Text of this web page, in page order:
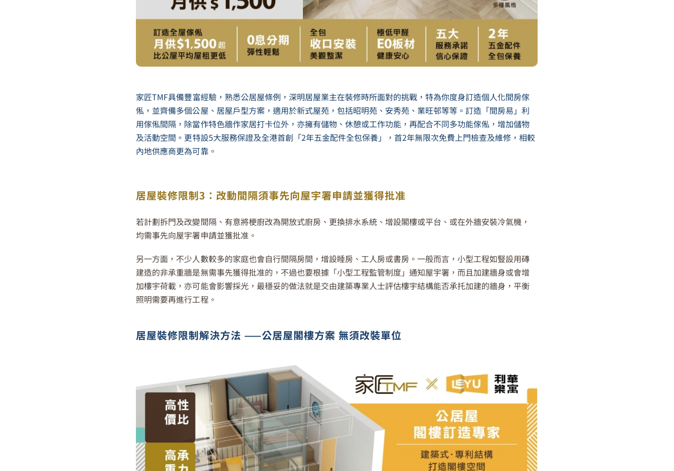
家匠TMF具備豐富經驗， 熟悉公居屋條例，深明居屋業主在裝修時所面對的挑戰， 特為你度身訂造個人化間房傢
俬，並齊備多個公屋、居屋戶型方案，適用於新式屋苑， 包括昭明苑、 安秀苑、 業旺邨等等。訂造「間房易」利
用傢俬間隔，除當作特色牆作家居打卡位外，亦擁有儲物、休憩或工作功能，再配合不同多功能傢俬，增加儲物
及活動空間。 更特設5大服務保證及全港首創「2年五金配件全包保養」，首2年無限次免費上門檢查及維修，相較
內地供應商更為可靠。
居屋裝修限制3：改動間隔須事先向屋宇署申請並獲得批准
若計劃拆門及改變間隔、有意將梗廚改為開放式廚房、更換排水系統、增設閣樓或平台、或在外牆安裝冷氣機，
均需事先向屋宇署申請並獲批准。
另一方面，不少人數較多的家庭也會自行間隔房間，增設睡房、工人房或書房。一般而言，小型工程如豎設用磚
建造的非承重牆是無需事先獲得批准的，不過也要根據「小型工程監管制度」通知屋宇署，而且加建牆身或會增
加樓宇荷載，亦可能會影響採光，最穩妥的做法就是交由建築專業人士評估樓宇結構能否承托加建的牆身，平衡
照明需要再進行工程。
居屋裝修限制解決方法 ——公居屋閣樓方案 無須改裝單位